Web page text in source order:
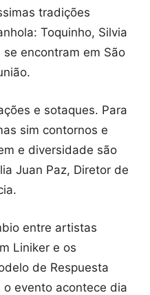
tradições
Toquinho, Silvia
se encontram em São
e sotaques. Para
sim contornos e
e diversidade são
Juan Paz, Diretor de
entre artistas
Liniker e os
de Respuesta
o evento acontece dia